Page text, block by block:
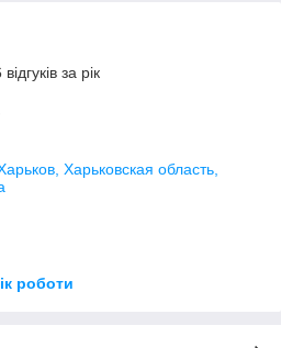
за рік
Харьковская область,
роботи